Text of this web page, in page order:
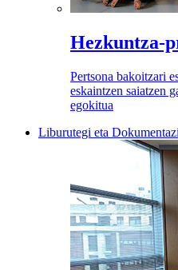
Hezkuntza-
Pertsona bakoitzari
eskaintzen saiatzen
egokitua
Liburutegi eta